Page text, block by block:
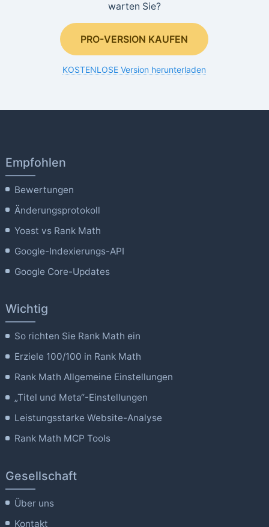
warten Sie?
PRO-VERSION KAUFEN
KOSTENLOSE Version herunterladen
Empfohlen
Bewertungen
Änderungsprotokoll
Yoast vs Rank Math
Google-Indexierungs-API
Google Core-Updates
Wichtig
So richten Sie Rank Math ein
Erziele 100/100 in Rank Math
Rank Math Allgemeine Einstellungen
„Titel und Meta“-Einstellungen
Leistungsstarke Website-Analyse
Rank Math MCP Tools
Gesellschaft
Über uns
Kontakt